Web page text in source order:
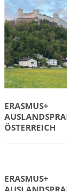
ERASMUS+